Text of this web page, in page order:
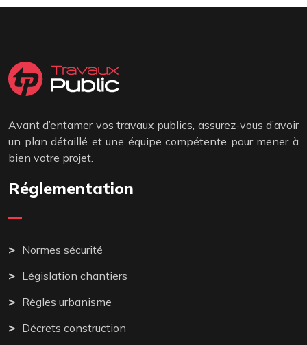
Avant d’entamer vos travaux publics, assurez-vous d’avoir
un plan détaillé et une équipe compétente pour mener à
bien votre projet.
Réglementation
Normes sécurité
Législation chantiers
Règles urbanisme
Décrets construction